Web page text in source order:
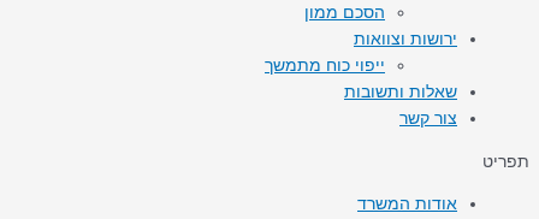
הסכם ממון
ירושות וצוואות
ייפוי כוח מתמשך
שאלות ותשובות
צור קשר
תפריט
אודות המשרד